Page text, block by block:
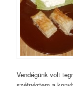
Vendégünk volt